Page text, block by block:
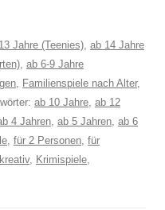
Jahre (Teenies), ab 14 Jahre
, ab 6-9 Jahre
, Familienspiele nach Alter,
ab 10 Jahre, ab 12
4 Jahren, ab 5 Jahren, ab 6
, für 2 Personen, für
kreativ, Krimispiele,